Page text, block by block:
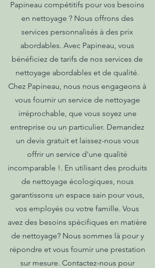
Papineau compétitifs pour vos besoins
en nettoyage ? Nous offrons des
services personnalisés à des prix
abordables. Avec Papineau, vous
bénéficiez de tarifs de nos services de
nettoyage abordables et de qualité.
Chez Papineau, nous nous engageons à
vous fournir un service de nettoyage
irréprochable, que vous soyez une
entreprise ou un particulier. Demandez
un devis gratuit et laissez-nous vous
offrir un service d'une qualité
incomparable !. En utilisant des produits
de nettoyage écologiques, nous
garantissons un espace sain pour vous,
vos employés ou votre famille. Vous
avez des besoins spécifiques en matière
de nettoyage? Nous sommes là pour y
répondre et vous fournir une prestation
sur mesure. Contactez-nous pour